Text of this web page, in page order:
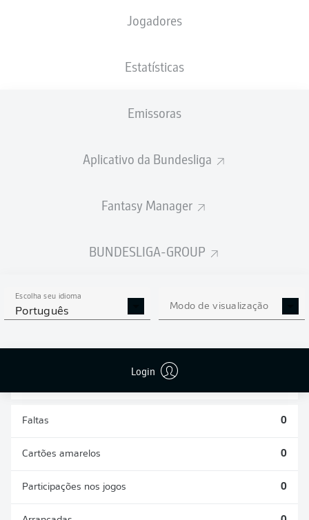
Jogadores
Estatísticas
Emissoras
Aplicativo da Bundesliga
Fantasy Manager
BUNDESLIGA-GROUP
Escolha seu idioma
Português Modo de visualização
Login
ESTATÍSTICAS DA
TEMPORADA 2026/2027
Faltas 0
Cartões amarelos 0
Participações nos jogos 0